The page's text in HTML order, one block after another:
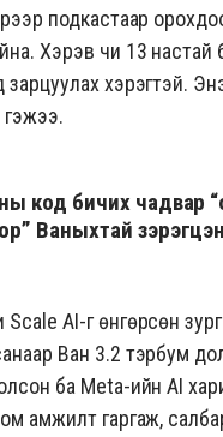
подкастаар
Хэрэв чи 13 настай
зарцуулах хэрэгтэй.
гэжээ.
код бичих чадвар
Ваныхтай
Scale AI-г өнгөрсөн
Ван 3.2 тэрбум
ба Meta-ийн AI
амжилт гаргаж,